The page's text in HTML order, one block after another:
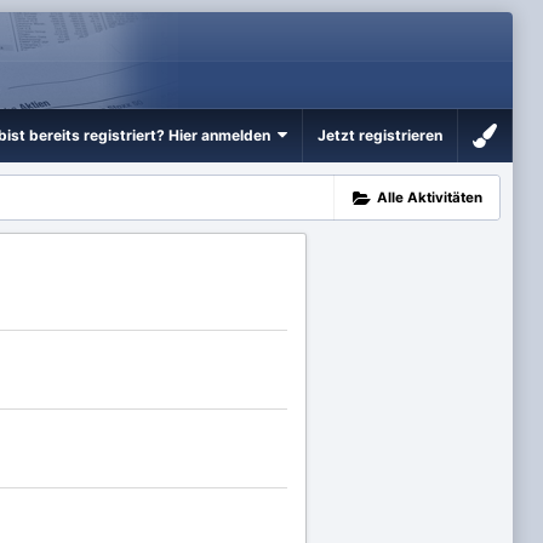
bereits registriert? Hier anmelden Jetzt registrieren
Alle Aktivitäten